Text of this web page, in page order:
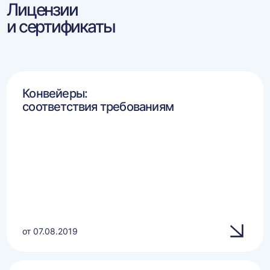
Лицензии
и сертификаты
Конвейеры:
соответствия требованиям
от 07.08.2019